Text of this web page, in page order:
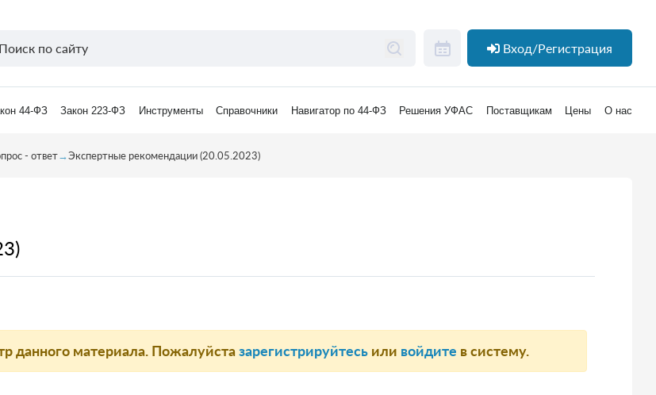
Вход/Регистрация
44-ФЗ Закон 223-ФЗ Инструменты Справочники Навигатор по 44-ФЗ Решения УФАС Поставщикам Цены О нас
- ответ→Экспертные рекомендации (20.05.2023)
данного материала. Пожалуйстазарегистрируйтесьили войдите в систему.